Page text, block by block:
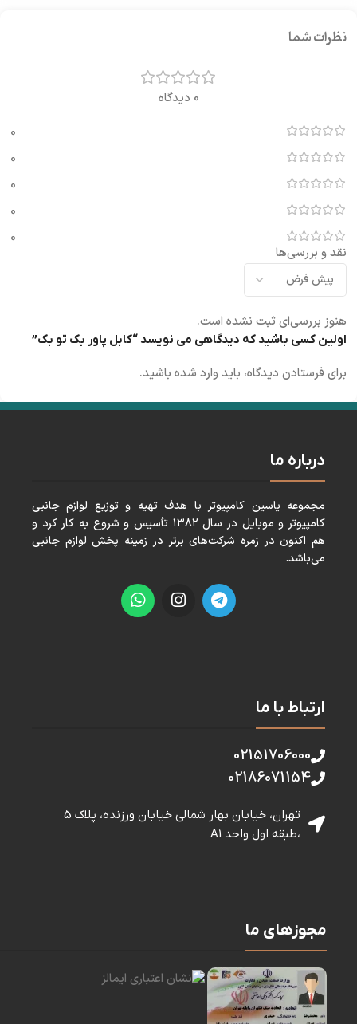
نظرات شما
0 دیدگاه
0
0
0
0
0
نقد و بررسی‌ها
هنوز بررسی‌ای ثبت نشده است.
اولین کسی باشید که دیدگاهی می نویسد “کابل پاور بک تو بک”
برای فرستادن دیدگاه، بایدوارد شده باشید.
درباره ما
مجموعه ياسين كامپيوتر با هدف تهيه و توزيع لوازم جانبی
كامپيوتر و موبايل در سال ١٣٨٢ تأسيس و شروع به كار كرد و
هم اكنون در زمره شركت‌های برتر در زمينه پخش لوازم جانبی
می‌باشد.
ارتباط با ما
02151706000
02186071154
تهران، خیابان بهار شمالی خيابان ورزنده، پلاک 5
،طبقه اول واحد A1
مجوزهای ما